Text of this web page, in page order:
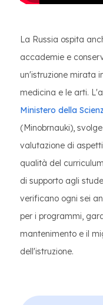
La Russia ospita
accademie e
un'istruzione mirata
medicina e le arti.
Ministero della
(Minobrnauki),
valutazione di
qualità del
di supporto agli
verificano ogni sei
per i programmi,
mantenimento e il
dell'istruzione.